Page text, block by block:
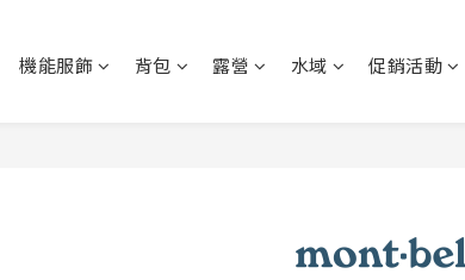
機能服飾 背包 露營 水域 促銷活動